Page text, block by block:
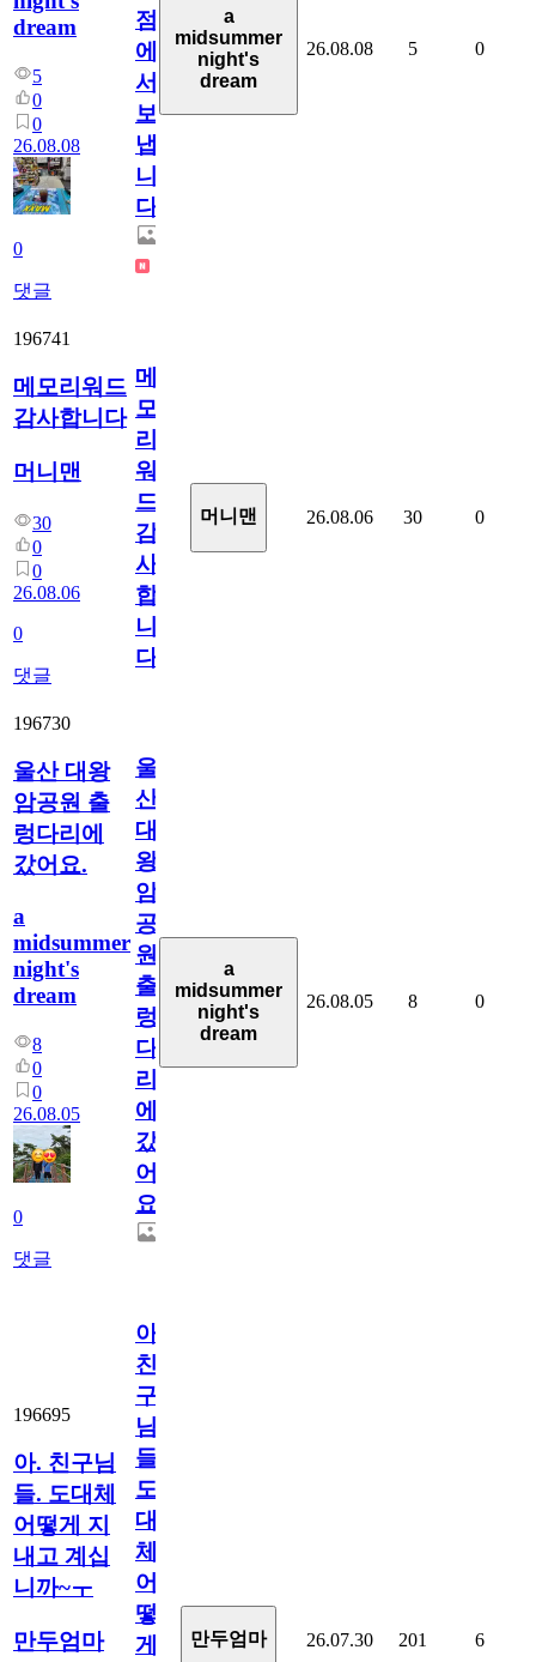
dream
5
0
0
26.08.08
0
댓글
점
에
서
보
냅
니
다.
a
midsummer
night's
dream
26.08.08 5 0
196741
메모리워드
감사합니다
머니맨
30
0
0
26.08.06
0
댓글
메
모
리
워
드
감
사
합
니
다
머니맨 26.08.06 30 0
196730
울산 대왕
암공원 출
렁다리에
갔어요.
a
midsummer
night's
dream
8
0
0
26.08.05
0
댓글
울
산
대
왕
암
공
원
출
렁
다
리
에
갔
어
요.
a
midsummer
night's
dream
26.08.05 8 0
196695
아. 친구님
들. 도대체
어떻게 지
내고 계십
니까~ㅜ
만두엄마
아.
친
구
님
들.
도
대
체
어
떻
게
만두엄마 26.07.30 201 6